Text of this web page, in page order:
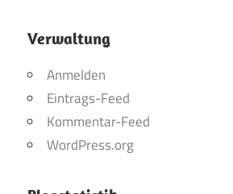
Verwaltung
Anmelden
Eintrags-Feed
Kommentar-Feed
WordPress.org